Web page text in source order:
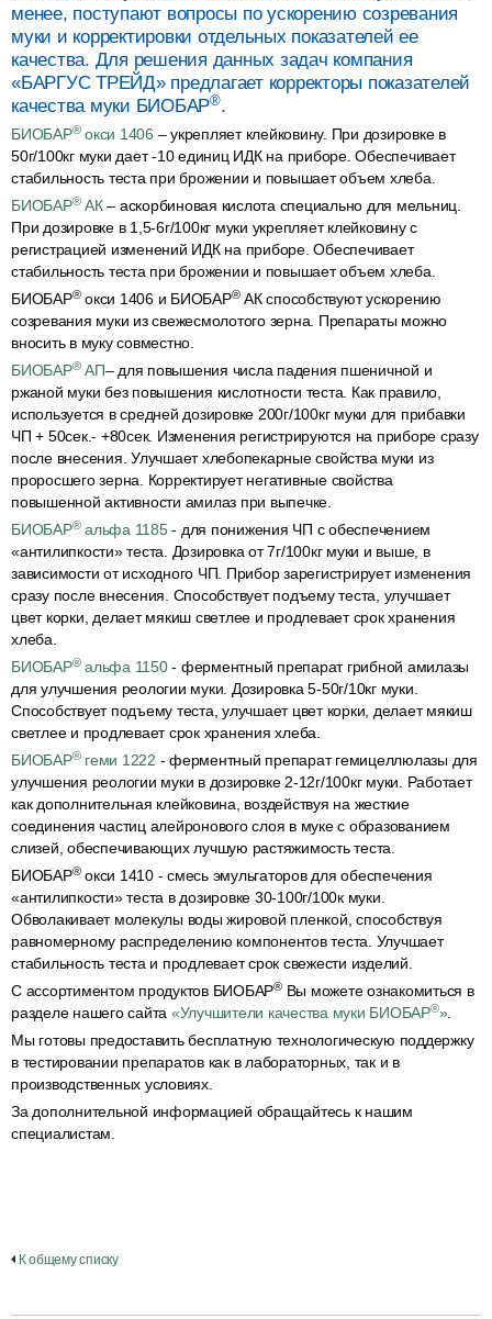
менее, поступают вопросы по ускорению созревания
муки и корректировки отдельных показателей ее
качества. Для решения данных задач компания
«БАРГУС ТРЕЙД» предлагает корректоры показателей
качества муки БИОБАР®.
БИОБАР®окси 1406 – укрепляет клейковину. При дозировке в
50г/100кг муки дает -10 единиц ИДК на приборе. Обеспечивает
стабильность теста при брожении и повышает объем хлеба.
БИОБАР®АК– аскорбиновая кислота специально для мельниц.
При дозировке в 1,5-6г/100кг муки укрепляет клейковину с
регистрацией изменений ИДК на приборе. Обеспечивает
стабильность теста при брожении и повышает объем хлеба.
БИОБАР®окси 1406 и БИОБАР®АК способствуют ускорению
созревания муки из свежесмолотого зерна. Препараты можно
вносить в муку совместно.
БИОБАР®АП– для повышения числа падения пшеничной и
ржаной муки без повышения кислотности теста. Как правило,
используется в средней дозировке 200г/100кг муки для прибавки
ЧП + 50сек.- +80сек. Изменения регистрируются на приборе сразу
после внесения. Улучшает хлебопекарные свойства муки из
проросшего зерна. Корректирует негативные свойства
повышенной активности амилаз при выпечке.
БИОБАР®альфа 1185- для понижения ЧП с обеспечением
«антилипкости» теста. Дозировка от 7г/100кг муки и выше, в
зависимости от исходного ЧП. Прибор зарегистрирует изменения
сразу после внесения. Способствует подъему теста, улучшает
цвет корки, делает мякиш светлее и продлевает срок хранения
хлеба.
БИОБАР®альфа 1150- ферментный препарат грибной амилазы
для улучшения реологии муки. Дозировка 5-50г/10кг муки.
Способствует подъему теста, улучшает цвет корки, делает мякиш
светлее и продлевает срок хранения хлеба.
БИОБАР®геми 1222 - ферментный препарат гемицеллюлазы для
улучшения реологии муки в дозировке 2-12г/100кг муки. Работает
как дополнительная клейковина, воздействуя на жесткие
соединения частиц алейронового слоя в муке с образованием
слизей, обеспечивающих лучшую растяжимость теста.
БИОБАР®окси 1410 - смесь эмульгаторов для обеспечения
«антилипкости» теста в дозировке 30-100г/100к муки.
Обволакивает молекулы воды жировой пленкой, способствуя
равномерному распределению компонентов теста. Улучшает
стабильность теста и продлевает срок свежести изделий.
С ассортиментом продуктов БИОБАР®Вы можете ознакомиться в
разделе нашего сайта «Улучшители качества муки БИОБАР®».
Мы готовы предоставить бесплатную технологическую поддержку
в тестировании препаратов как в лабораторных, так и в
производственных условиях.
За дополнительной информацией обращайтесь к нашим
специалистам.
К общему списку